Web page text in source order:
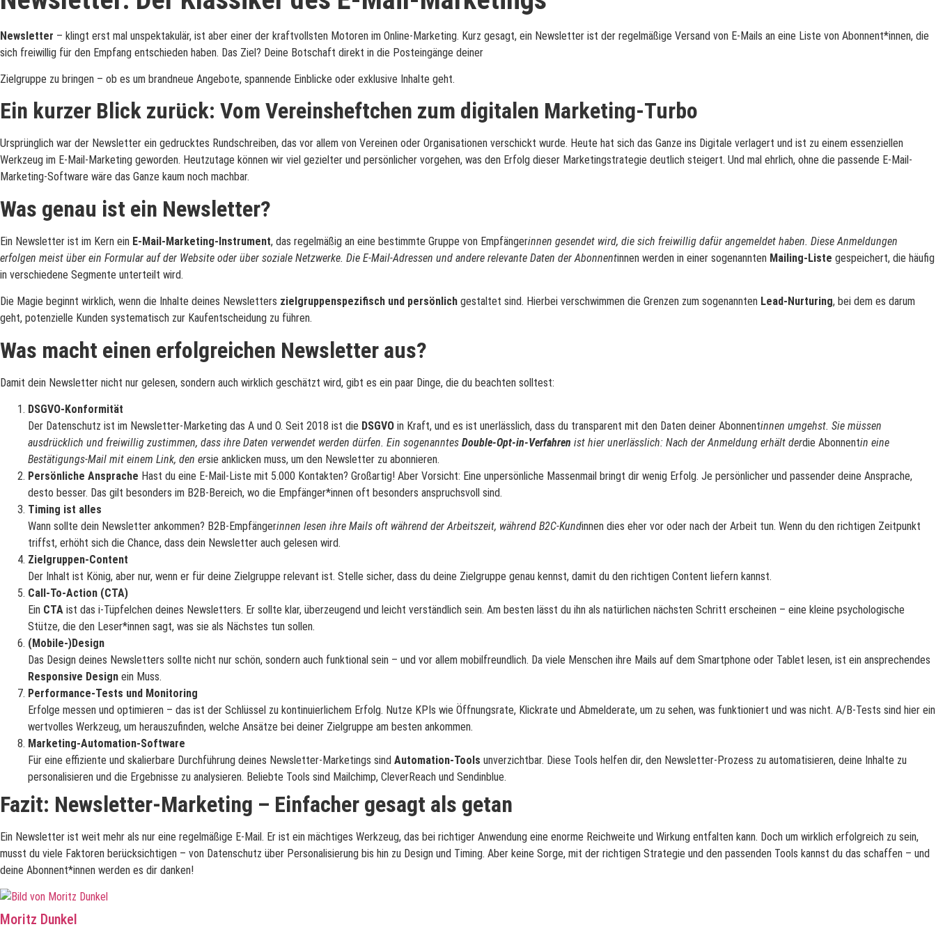
Newsletter – klingt erst mal unspektakulär, ist aber einer der kraftvollsten Motoren im Online-Marketing. Kurz gesagt, ein Newsletter ist der regelmäßige Versand von E-Mails an eine Liste von Abonnent*innen, die
sich freiwillig für den Empfang entschieden haben. Das Ziel? Deine Botschaft direkt in die Posteingänge deiner
Zielgruppe zu bringen – ob es um brandneue Angebote, spannende Einblicke oder exklusive Inhalte geht.
Ein kurzer Blick zurück: Vom Vereinsheftchen zum digitalen Marketing-Turbo
Ursprünglich war der Newsletter ein gedrucktes Rundschreiben, das vor allem von Vereinen oder Organisationen verschickt wurde. Heute hat sich das Ganze ins Digitale verlagert und ist zu einem essenziellen
Werkzeug im E-Mail-Marketing geworden. Heutzutage können wir viel gezielter und persönlicher vorgehen, was den Erfolg dieser Marketingstrategie deutlich steigert. Und mal ehrlich, ohne die passende E-Mail-
Marketing-Software wäre das Ganze kaum noch machbar.
Was genau ist ein Newsletter?
Ein Newsletter ist im Kern ein E-Mail-Marketing-Instrument, das regelmäßig an eine bestimmte Gruppe von Empfängerinnen gesendet wird, die sich freiwillig dafür angemeldet haben. Diese Anmeldungen
erfolgen meist über ein Formular auf der Website oder über soziale Netzwerke. Die E-Mail-Adressen und andere relevante Daten der Abonnentinnen werden in einer sogenannten Mailing-Liste gespeichert, die häufig
in verschiedene Segmente unterteilt wird.
Die Magie beginnt wirklich, wenn die Inhalte deines Newsletters zielgruppenspezifisch und persönlich gestaltet sind. Hierbei verschwimmen die Grenzen zum sogenannten Lead-Nurturing, bei dem es darum
geht, potenzielle Kunden systematisch zur Kaufentscheidung zu führen.
Was macht einen erfolgreichen Newsletter aus?
Damit dein Newsletter nicht nur gelesen, sondern auch wirklich geschätzt wird, gibt es ein paar Dinge, die du beachten solltest:
DSGVO-Konformität
Der Datenschutz ist im Newsletter-Marketing das A und O. Seit 2018 ist die DSGVO in Kraft, und es ist unerlässlich, dass du transparent mit den Daten deiner Abonnentinnen umgehst. Sie müssen
ausdrücklich und freiwillig zustimmen, dass ihre Daten verwendet werden dürfen. Ein sogenanntes Double-Opt-in-Verfahren ist hier unerlässlich: Nach der Anmeldung erhält derdie Abonnentin eine
Bestätigungs-Mail mit einem Link, den ersie anklicken muss, um den Newsletter zu abonnieren.
Persönliche Ansprache Hast du eine E-Mail-Liste mit 5.000 Kontakten? Großartig! Aber Vorsicht: Eine unpersönliche Massenmail bringt dir wenig Erfolg. Je persönlicher und passender deine Ansprache,
desto besser. Das gilt besonders im B2B-Bereich, wo die Empfänger*innen oft besonders anspruchsvoll sind.
Timing ist alles
Wann sollte dein Newsletter ankommen? B2B-Empfängerinnen lesen ihre Mails oft während der Arbeitszeit, während B2C-Kundinnen dies eher vor oder nach der Arbeit tun. Wenn du den richtigen Zeitpunkt
triffst, erhöht sich die Chance, dass dein Newsletter auch gelesen wird.
Zielgruppen-Content
Der Inhalt ist König, aber nur, wenn er für deine Zielgruppe relevant ist. Stelle sicher, dass du deine Zielgruppe genau kennst, damit du den richtigen Content liefern kannst.
Call-To-Action (CTA)
Ein CTA ist das i-Tüpfelchen deines Newsletters. Er sollte klar, überzeugend und leicht verständlich sein. Am besten lässt du ihn als natürlichen nächsten Schritt erscheinen – eine kleine psychologische
Stütze, die den Leser*innen sagt, was sie als Nächstes tun sollen.
(Mobile-)Design
Das Design deines Newsletters sollte nicht nur schön, sondern auch funktional sein – und vor allem mobilfreundlich. Da viele Menschen ihre Mails auf dem Smartphone oder Tablet lesen, ist ein ansprechendes
Responsive Design ein Muss.
Performance-Tests und Monitoring
Erfolge messen und optimieren – das ist der Schlüssel zu kontinuierlichem Erfolg. Nutze KPIs wie Öffnungsrate, Klickrate und Abmelderate, um zu sehen, was funktioniert und was nicht. A/B-Tests sind hier ein
wertvolles Werkzeug, um herauszufinden, welche Ansätze bei deiner Zielgruppe am besten ankommen.
Marketing-Automation-Software
Für eine effiziente und skalierbare Durchführung deines Newsletter-Marketings sind Automation-Tools unverzichtbar. Diese Tools helfen dir, den Newsletter-Prozess zu automatisieren, deine Inhalte zu
personalisieren und die Ergebnisse zu analysieren. Beliebte Tools sind Mailchimp, CleverReach und Sendinblue.
Fazit: Newsletter-Marketing – Einfacher gesagt als getan
Ein Newsletter ist weit mehr als nur eine regelmäßige E-Mail. Er ist ein mächtiges Werkzeug, das bei richtiger Anwendung eine enorme Reichweite und Wirkung entfalten kann. Doch um wirklich erfolgreich zu sein,
musst du viele Faktoren berücksichtigen – von Datenschutz über Personalisierung bis hin zu Design und Timing. Aber keine Sorge, mit der richtigen Strategie und den passenden Tools kannst du das schaffen – und
deine Abonnent*innen werden es dir danken!
Moritz Dunkel